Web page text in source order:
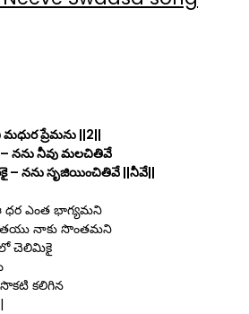
ప్రేమను ||2||
నను నీవు మలచితివే
నను సృజియించితివే ||నీవే||
ఎంత భాగ్యమని
నాకు సొంతమని
చెలిమికై
కలిగిన